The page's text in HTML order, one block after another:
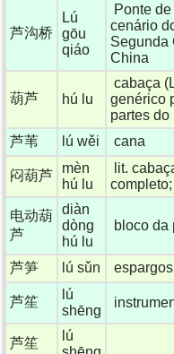
芦沟桥
Lú
gōu
qiáo
Ponte
cenário
Segunda
China
葫芦 hú lu
cabaça
genérico
partes do
芦苇
lú wěi cana
闷葫芦
mèn
hú lu
lit.
电动葫
芦
diàn
dòng
hú lu
bloco da
芦笋 lú sǔn espargos
芦笙
lú
shēng
芦笙
lú